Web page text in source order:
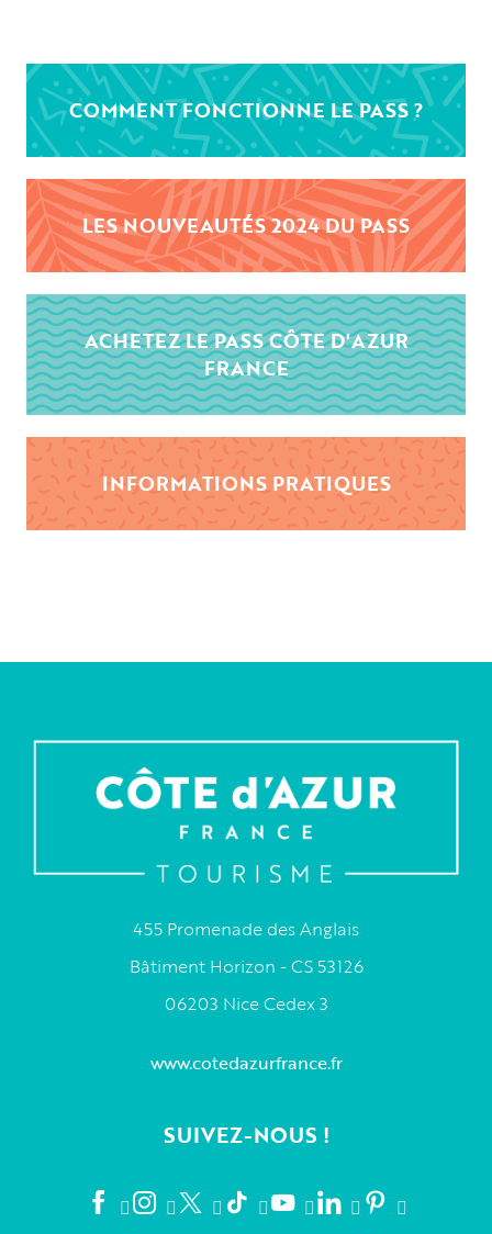
COMMENT FONCTIONNE LE PASS ?
LES NOUVEAUTÉS 2024 DU PASS
ACHETEZ LE PASS CÔTE D'AZUR
FRANCE
INFORMATIONS PRATIQUES
455 Promenade des Anglais
Bâtiment Horizon - CS 53126
06203 Nice Cedex 3
www.cotedazurfrance.fr
SUIVEZ-NOUS !